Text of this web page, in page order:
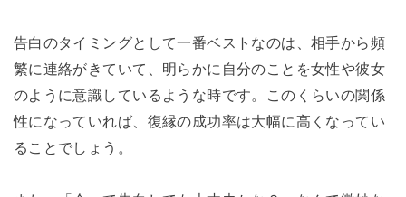
告白のタイミングとして一番ベストなのは、相手から頻
繁に連絡がきていて、明らかに自分のことを女性や彼女
のように意識しているような時です。このくらいの関係
性になっていれば、復縁の成功率は大幅に高くなってい
ることでしょう。